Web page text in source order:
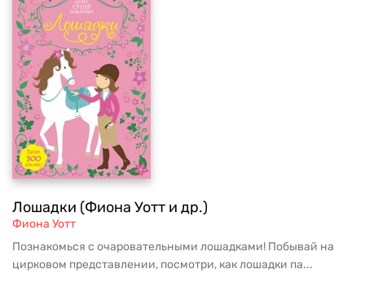
Лошадки (Фиона Уотт и др.)
Фиона Уотт
Познакомься с очаровательными лошадками! Побывай на
цирковом представлении, посмотри, как лошадки па...